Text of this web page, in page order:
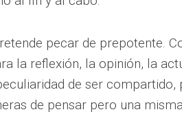
pecar de prepotente.
la reflexión, la opinión, la
de ser compartido,
de pensar pero una